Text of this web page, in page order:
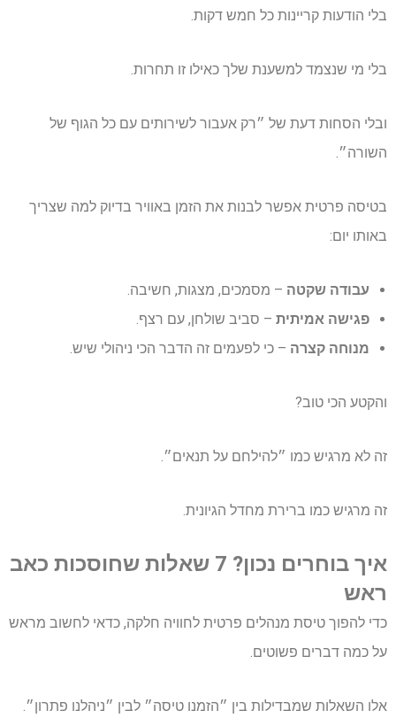
בלי הודעות קריינות כל חמש דקות.
בלי מי שנצמד למשענת שלך כאילו זו תחרות.
ובלי הסחות דעת של ״רק אעבור לשירותים עם כל הגוף של
השורה״.
בטיסה פרטית אפשר לבנות את הזמן באוויר בדיוק למה שצריך
באותו יום:
עבודה שקטה – מסמכים, מצגות, חשיבה.
פגישה אמיתית – סביב שולחן, עם רצף.
מנוחה קצרה – כי לפעמים זה הדבר הכי ניהולי שיש.
והקטע הכי טוב?
זה לא מרגיש כמו ״להילחם על תנאים״.
זה מרגיש כמו ברירת מחדל הגיונית.
איך בוחרים נכון? 7 שאלות שחוסכות כאב
ראש
כדי להפוך טיסת מנהלים פרטית לחוויה חלקה, כדאי לחשוב מראש
על כמה דברים פשוטים.
אלו השאלות שמבדילות בין ״הזמנו טיסה״ לבין ״ניהלנו פתרון״.